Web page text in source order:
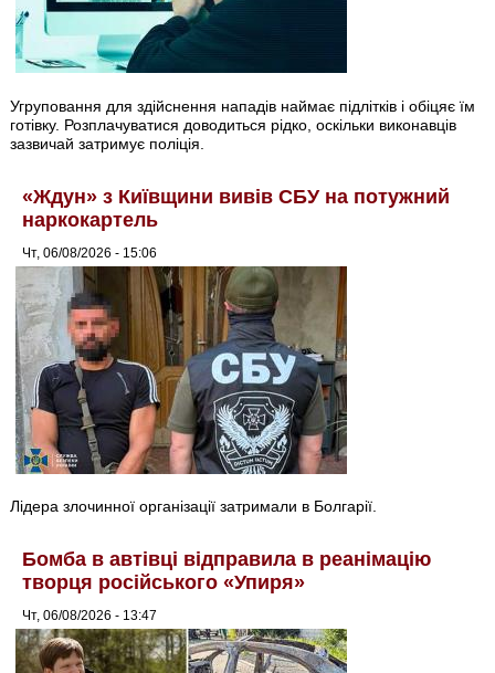
Угруповання для здійснення нападів наймає підлітків і обіцяє їм
готівку. Розплачуватися доводиться рідко, оскільки виконавців
зазвичай затримує поліція.
«Ждун» з Київщини вивів СБУ на потужний
наркокартель
Чт, 06/08/2026 - 15:06
Лідера злочинної організації затримали в Болгарії.
Бомба в автівці відправила в реанімацію
творця російського «Упиря»
Чт, 06/08/2026 - 13:47